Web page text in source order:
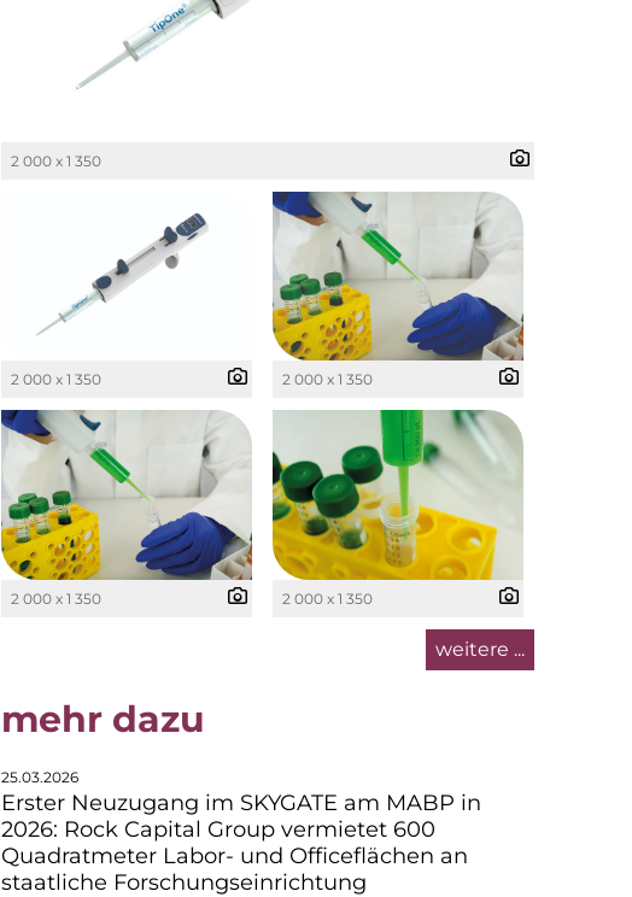
2 000 x 1 350
2 000 x 1 350 2 000 x 1 350
2 000 x 1 350 2 000 x 1 350
weitere ...
mehr dazu
25.03.2026
Erster Neuzugang im SKYGATE am MABP in
2026: Rock Capital Group vermietet 600
Quadratmeter Labor- und Officeflächen an
staatliche Forschungseinrichtung